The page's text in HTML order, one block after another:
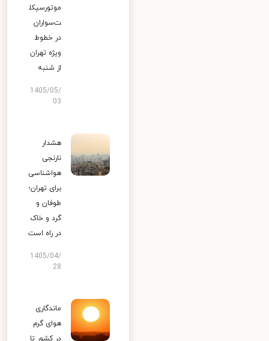
موتورسیکل
ت‌سواران
در خطوط
ویژه تهران
از شنبه
1405/05/
03
هشدار
نارنجی
هواشناسی
برای تهران؛
طوفان و
گرد و خاک
در راه است
1405/04/
28
ماندگاری
هوای گرم
در کشور تا